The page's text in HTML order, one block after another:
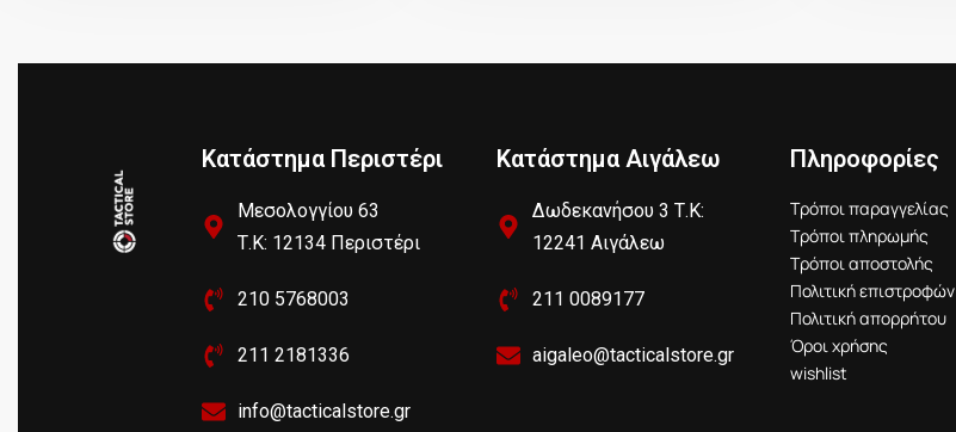
Κατάστημα Περιστέρι
Μεσολογγίου 63
Τ.Κ: 12134 Περιστέρι
210 5768003
211 2181336
info@tacticalstore.gr
Κατάστημα Αιγάλεω
Δωδεκανήσου 3 Τ.Κ:
12241 Αιγάλεω
211 0089177
aigaleo@tacticalstore.gr
Πληροφορίες
Τρόποι παραγγελίας
Τρόποι πληρωμής
Τρόποι αποστολής
Πολιτική επιστροφών
Πολιτική απορρήτου
Όροι χρήσης
wishlist